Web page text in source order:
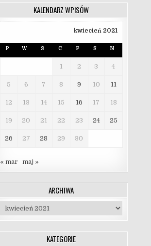
KALENDARZ WPISÓW
kwiecień 2021
P W Ś C P S N
1 2 3 4
5 6 7 8 9 10 11
12 13 14 15 16 17 18
19 20 21 22 23 24 25
26 27 28 29 30
« mar maj »
ARCHIWA
Archiwa
KATEGORIE